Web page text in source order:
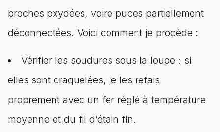
broches oxydées, voire puces partiellement
déconnectées. Voici comment je procède :
Vérifier les soudures sous la loupe : si
elles sont craquelées, je les refais
proprement avec un fer réglé à température
moyenne et du fil d’étain fin.